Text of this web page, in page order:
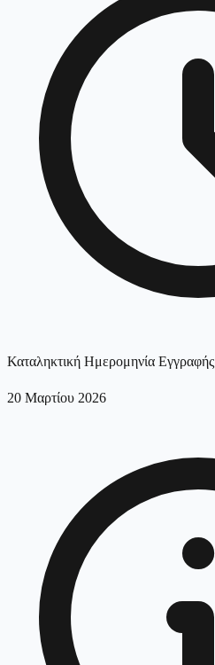
Καταληκτική Ημερομηνία Εγγραφής
20 Μαρτίου 2026